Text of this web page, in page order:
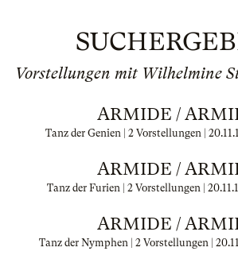
Vorstellungen mit Wilhelmine
ARMIDE /
Tanz der Genien | 2 Vorstellungen |
ARMIDE /
Tanz der Furien | 2 Vorstellungen |
ARMIDE /
Tanz der Nymphen | 2 Vorstellungen |